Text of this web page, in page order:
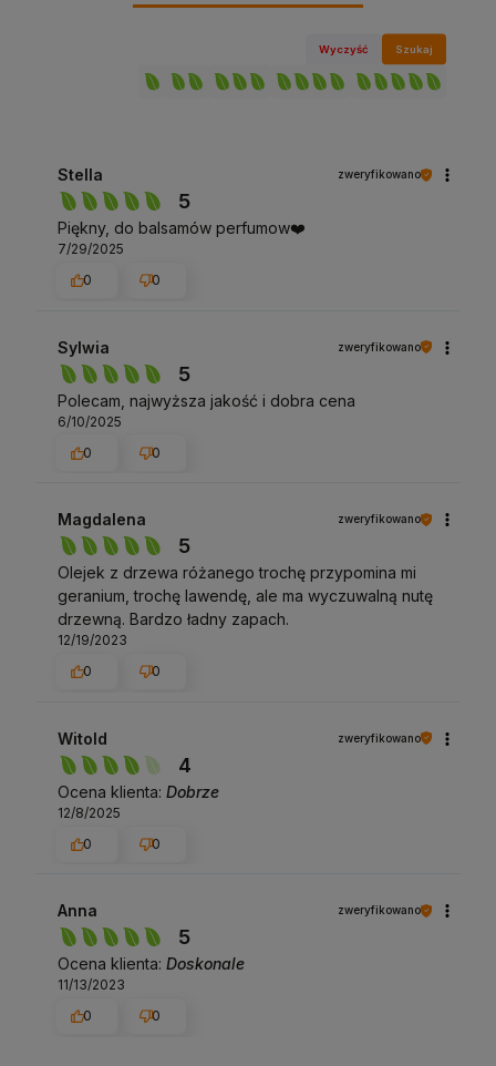
Wyczyść Szukaj
Stella zweryfikowano
5
Piękny, do balsamów perfumow❤️
7/29/2025
0
0
Sylwia zweryfikowano
5
Polecam, najwyższa jakość i dobra cena
6/10/2025
0
0
Magdalena zweryfikowano
5
Olejek z drzewa różanego trochę przypomina mi
geranium, trochę lawendę, ale ma wyczuwalną nutę
drzewną. Bardzo ładny zapach.
12/19/2023
0
0
Witold zweryfikowano
4
Ocena klienta: Dobrze
12/8/2025
0
0
Anna zweryfikowano
5
Ocena klienta: Doskonale
11/13/2023
0
0